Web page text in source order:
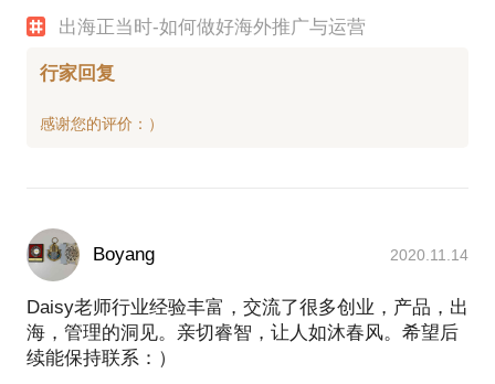
出海正当时-如何做好海外推广与运营
行家回复
Boyang 2020.11.14
Daisy老师行业经验丰富，交流了很多创业，产品，出
海，管理的洞见。亲切睿智，让人如沐春风。希望后
续能保持联系：）